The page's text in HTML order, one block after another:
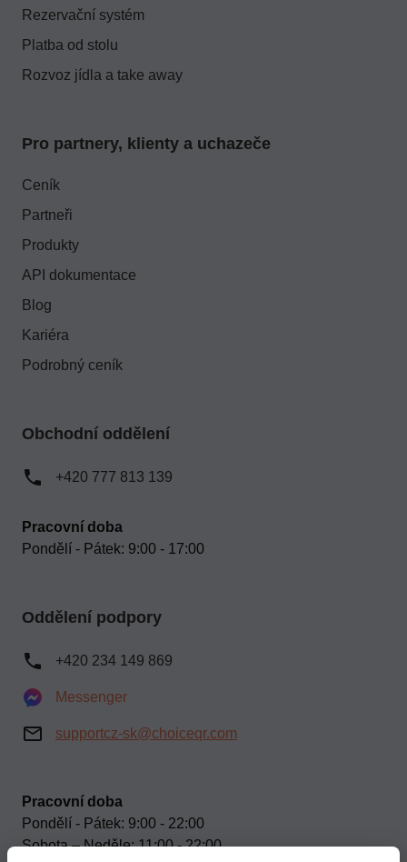
Rezervační systém
Platba od stolu
Rozvoz jídla a take away
Pro partnery, klienty a uchazeče
Ceník
Partneři
Produkty
API dokumentace
Blog
Kariéra
Podrobný ceník
Obchodní oddělení
+420 777 813 139
Pracovní doba
Pondělí - Pátek: 9:00 - 17:00
Oddělení podpory
+420 234 149 869
Messenger
supportcz-sk@choiceqr.com
Pracovní doba
Pondělí - Pátek: 9:00 - 22:00
Sobota – Neděle: 11:00 - 22:00